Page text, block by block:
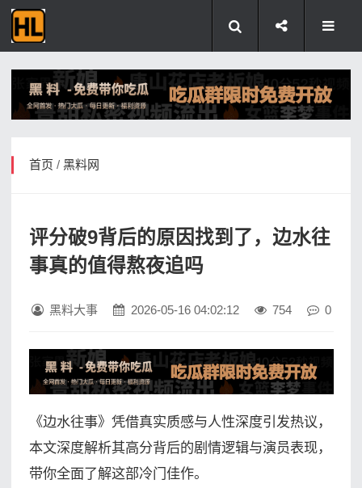
首页 / 黑料网
评分破9背后的原因找到了，边水往
事真的值得熬夜追吗
黑料大事 2026-05-16 04:02:12 754 0
《边水往事》凭借真实质感与人性深度引发热议，
本文深度解析其高分背后的剧情逻辑与演员表现，
带你全面了解这部冷门佳作。